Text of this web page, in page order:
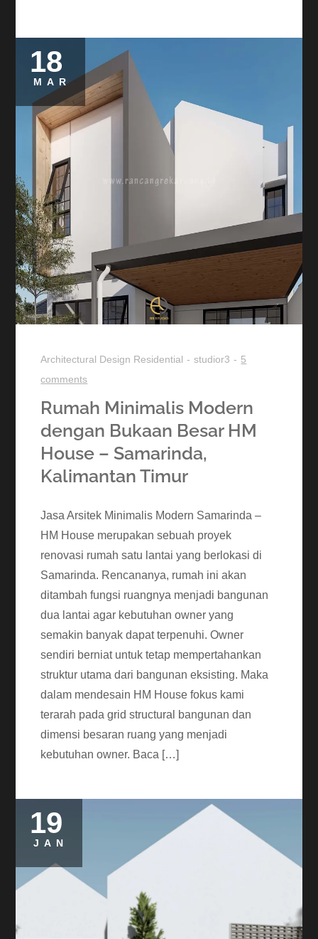
18
MAR
Architectural Design Residential studior3
5
comments
Rumah Minimalis Modern
dengan Bukaan Besar HM
House – Samarinda,
Kalimantan Timur
Jasa Arsitek Minimalis Modern Samarinda –
HM House merupakan sebuah proyek
renovasi rumah satu lantai yang berlokasi di
Samarinda. Rencananya, rumah ini akan
ditambah fungsi ruangnya menjadi bangunan
dua lantai agar kebutuhan owner yang
semakin banyak dapat terpenuhi. Owner
sendiri berniat untuk tetap mempertahankan
struktur utama dari bangunan eksisting. Maka
dalam mendesain HM House fokus kami
terarah pada grid structural bangunan dan
dimensi besaran ruang yang menjadi
kebutuhan owner. Baca […]
19
JAN